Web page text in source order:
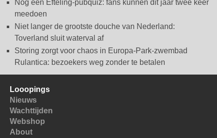
Nóg een Efteling-pubquiz: fans kunnen dit jaar twee keer
meedoen
Niet langer de grootste douche van Nederland:
Toverland sluit waterval af
Storing zorgt voor chaos in Europa-Park-zwembad
Rulantica: bezoekers weg zonder te betalen
Looopings
Nieuws
Wachttijden
Webshop
About